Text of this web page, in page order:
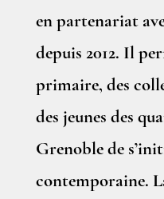
en partenariat
depuis 2012. Il
primaire, des
des jeunes des
Grenoble de
contemporaine.